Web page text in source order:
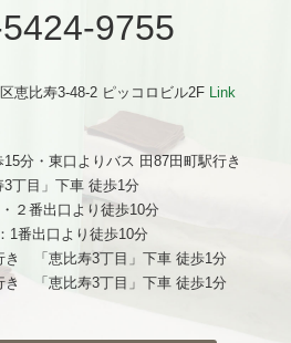
9755
恵比寿3-48-2 ピッコロビル2F Link
分・東口よりバス 田87田町駅行き
3丁目」下車 徒歩1分
２番出口より徒歩10分
1番出口より徒歩10分
き 「恵比寿3丁目」下車 徒歩1分
き 「恵比寿3丁目」下車 徒歩1分